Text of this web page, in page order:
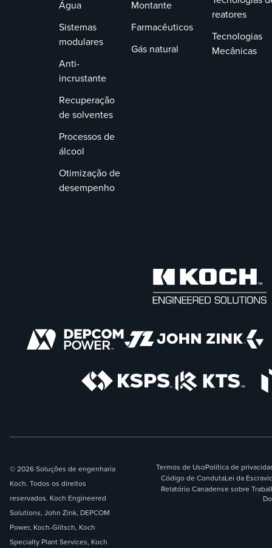
Água
Sistemas
modulares
Anti-
incrustante
Recuperação
de solventes
Processos de
álcool
Otimização de
desempenho
Montante
Farmacêuticos
Gás natural
reatores
Tecnologias
Mecânicas
© 2026 Soluções de engenharia
Koch. Todos os direitos
reservados. Koch Engineered
Solutions, John Zink, DEPCOM
Power, Koch-Glitsch, Koch
Specialty Plant Services, Koch
Termos de UsoPolítica de
Código de CondutaLei da
Relatório Canadense sobre